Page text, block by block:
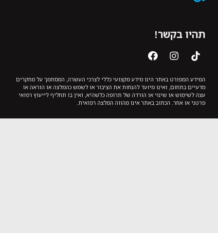
תהיו בקשר!
המידע המפורט באתר הינו מידע מקצועי כללי לצרכי העשרה, המסתמך על מחקרים
מדעיים בתחום, ואינו מיועד להנחות את הציבור או לשמש כהמלצה או הוראה או
עצה לשימוש או שינוי או הורדה של תרופה כלשהיא, ואין בו תחליף לייעוץ רפואי
פרטני או אחר. הכתוב באתר אינו מהווה המלצה רפואית.